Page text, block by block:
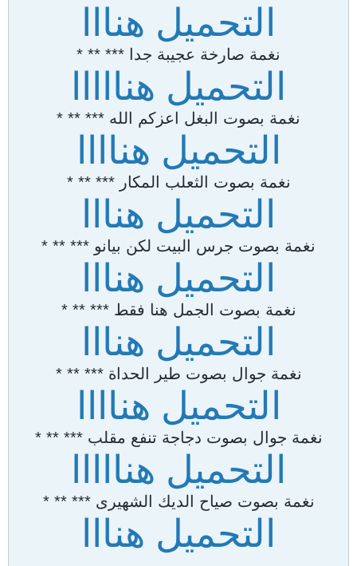
التحميل هنااا
نغمة صارخة عجيبة جدا *** ** *
التحميل هنااااا
نغمة بصوت البغل اعزكم الله *** ** *
التحميل هناااا
نغمة بصوت الثعلب المكار *** ** *
التحميل هنااا
نغمة بصوت جرس البيت لكن بيانو *** ** *
التحميل هنااا
نغمة بصوت الجمل هنا فقط *** ** *
التحميل هنااا
نغمة جوال بصوت طير الحداة *** ** *
التحميل هناااا
نغمة جوال بصوت دجاجة تنفع مقلب *** ** *
التحميل هنااااا
نغمة بصوت صياح الديك الشهيرى *** ** *
التحميل هنااا